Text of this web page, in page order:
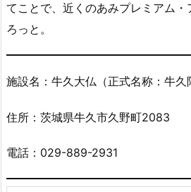
てことで、近くのあみプレミアム
ろっと。
施設名：牛久大仏（正式名称：牛久
住所：茨城県牛久市久野町2083
電話：029-889-2931